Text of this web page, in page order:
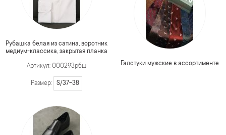
Рубашка белая из сатина, воротник
медиум-классика, закрытая планка
Артикул: 000293рбш
Размер: S/37-38
Галстуки мужские в ассортименте